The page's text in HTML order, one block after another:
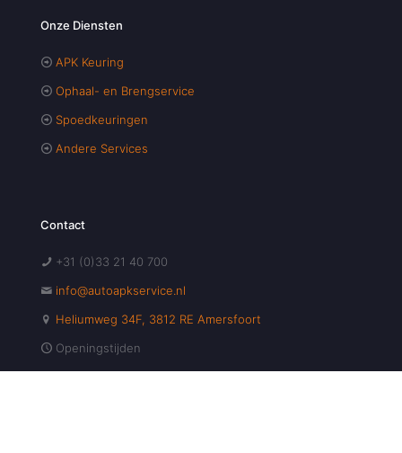
Onze Diensten
APK Keuring
Ophaal- en Brengservice
Spoedkeuringen
Andere Services
Contact
+31 (0)33 21 40 700
info@autoapkservice.nl
Heliumweg 34F, 3812 RE Amersfoort
Openingstijden